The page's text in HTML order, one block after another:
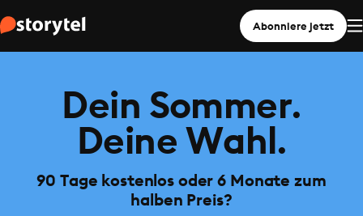
Abonniere jetzt
Dein Sommer.
Deine Wahl.
90 Tage kostenlos oder 6 Monate zum
halben Preis?